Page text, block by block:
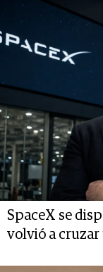
SpaceX se
volvió a